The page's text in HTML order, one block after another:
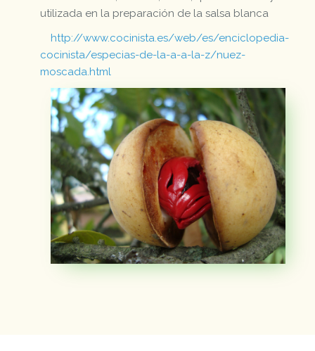
utilizada en la preparación de la salsa blanca
http://www.cocinista.es/web/es/enciclopedia-
cocinista/especias-de-la-a-a-la-z/nuez-
moscada.html